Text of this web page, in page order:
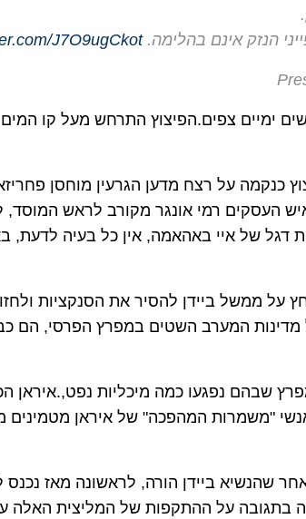
הנזק אינם בהלימה.J7O9ugCkot
ימיים צפים.הפיצוץ התרחש מעל קו
כנקמה על רצח מדען הגרעין מוחסן
העסקים רמי אונגר מקורב לראש המוסד,
דגל של איי באהאמה, אין כל בעיה לדעת,
על ממשל ביידן להסיר את הסנקציות
מדינות המערב השטים במפרץ הפרסי, הם
שבהם נפגעו כמה מיכליות נפט,.איראן
"משמרות המהפכה" של איראן מטמינים
שהנשיא ביידן הורה, לראשונה מאז נכנס
בתגובה על ההתקפות של המליצית האלה